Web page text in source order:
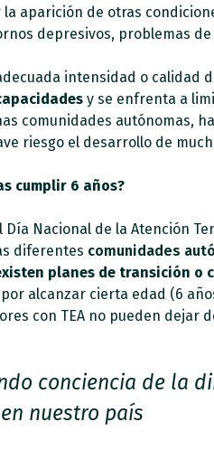
aparición de otras
depresivos, problemas
intensidad o calidad
y se enfrenta a
comunidades autónomas, ha
riesgo el desarrollo de
cumplir 6 años?
Nacional de la Atención
diferentes comunidades
planes de transición o
alcanzar cierta edad (6
con TEA no pueden dejar
conciencia de la
nuestro país